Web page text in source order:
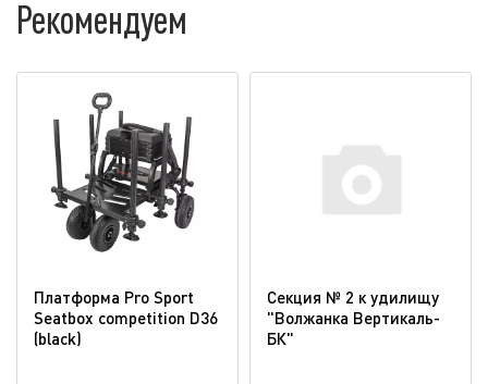
Рекомендуем
Платформа Pro Sport
Seatbox competition D36
(blaсk)
Секция № 2 к удилищу
"Волжанка Вертикаль-
БК"